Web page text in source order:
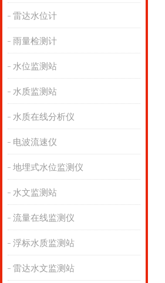
雷达水位计
雨量检测计
水位监测站
水质监测站
水质在线分析仪
电波流速仪
地埋式水位监测仪
水文监测站
流量在线监测仪
浮标水质监测站
雷达水文监测站